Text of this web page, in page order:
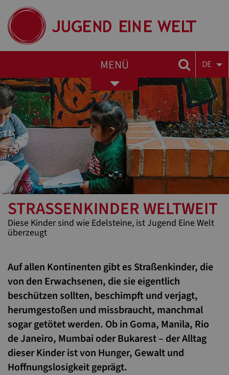
MENÜ DE
Toggle
navigation
STRASSENKINDER WELTWEIT
Diese Kinder sind wie Edelsteine, ist Jugend Eine Welt
überzeugt
Auf allen Kontinenten gibt es Straßenkinder, die
von den Erwachsenen, die sie eigentlich
beschützen sollten, beschimpft und verjagt,
herumgestoßen und missbraucht, manchmal
sogar getötet werden. Ob in Goma, Manila, Rio
de Janeiro, Mumbai oder Bukarest – der Alltag
dieser Kinder ist von Hunger, Gewalt und
Hoffnungslosigkeit geprägt.